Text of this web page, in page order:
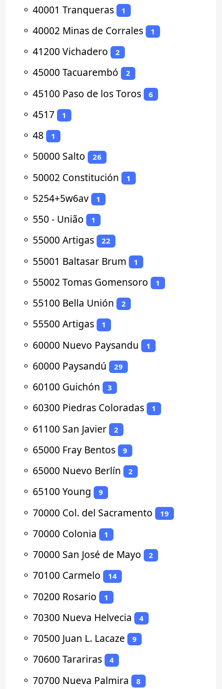
⚬ 40001 Tranqueras 1
⚬ 40002 Minas de Corrales 1
⚬ 41200 Vichadero 2
⚬ 45000 Tacuarembó 2
⚬ 45100 Paso de los Toros 6
⚬ 4517 1
⚬ 48 1
⚬ 50000 Salto 26
⚬ 50002 Constitución 1
⚬ 5254+5w6av 1
⚬ 550 - União 1
⚬ 55000 Artigas 22
⚬ 55001 Baltasar Brum 1
⚬ 55002 Tomas Gomensoro 1
⚬ 55100 Bella Unión 2
⚬ 55500 Artigas 1
⚬ 60000 Nuevo Paysandu 1
⚬ 60000 Paysandú 29
⚬ 60100 Guichón 3
⚬ 60300 Piedras Coloradas 1
⚬ 61100 San Javier 2
⚬ 65000 Fray Bentos 9
⚬ 65000 Nuevo Berlín 2
⚬ 65100 Young 9
⚬ 70000 Col. del Sacramento 19
⚬ 70000 Colonia 1
⚬ 70000 San José de Mayo 2
⚬ 70100 Carmelo 14
⚬ 70200 Rosario 1
⚬ 70300 Nueva Helvecia 4
⚬ 70500 Juan L. Lacaze 9
⚬ 70600 Tarariras 4
⚬ 70700 Nueva Palmira 8